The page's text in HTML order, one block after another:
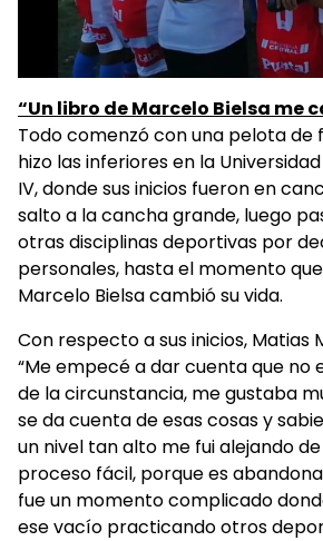
“Un libro de Marcelo Bielsa me
Todo comenzó con una pelota de
hizo las inferiores en la
IV, donde sus inicios fueron en
salto a la cancha grande, luego
otras disciplinas deportivas por
personales, hasta el momento
Marcelo Bielsa cambió su vida.
Con respecto a sus inicios, Matias
“Me empecé a dar cuenta que no
de la circunstancia, me gustaba
se da cuenta de esas cosas y
un nivel tan alto me fui alejando
proceso fácil, porque es
fue un momento complicado
ese vacío practicando otros